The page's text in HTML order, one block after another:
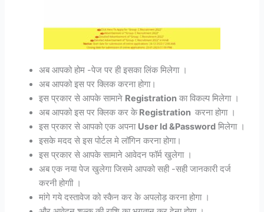
अब आपको होम -पेज पर ही इसका लिंक मिलेगा ।
अब आपको इस पर क्लिक करना होगा।
इस प्रकार से आपके सामाने Registration का विकल्प मिलेगा ।
अब आपको इस पर क्लिक कर केRegistration करना होगा ।
इस प्रकार से आपको एक अपना User Id &Password मिलेगा ।
इसके मदद से इस पोर्टल मे लॉगिन करना होगा।
इस प्रकार से आपके सामाने आवेदन फॉर्म खुलेगा ।
अब एक नया पेज खुलेगा जिसमे आपको सही -सही जानकारी दर्ज
करनी होगाी ।
मांगे गये दस्तावेज को स्कैन कर के अपलोड़ करना होगा ।